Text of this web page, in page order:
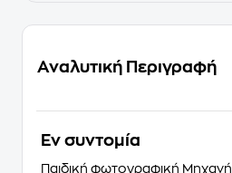
Αναλυτική Περιγραφή
Eν συντομία
Παιδική φωτογραφική Μηχανή